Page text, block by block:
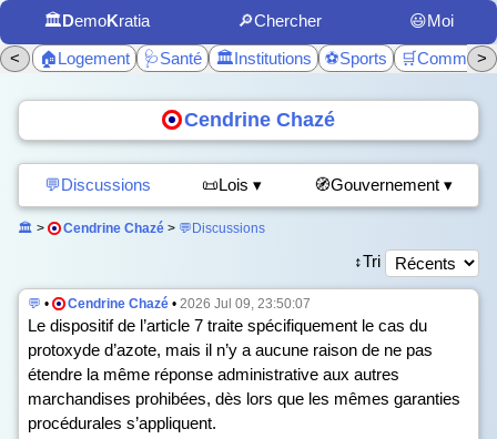
🏛️DemoKratia 🔎Chercher
😃Moi
<
🏠Logement 🩺Santé 🏛️Institutions ⚽Sports >
Cendrine Chazé
💬Discussions 📜Lois ▾ 🧭Gouvernement ▾
🏛️ > Cendrine Chazé > 💬Discussions
↕️Tri
💬 • Cendrine Chazé • 2026 Jul 09, 23:50:07
Le dispositif de l’article 7 traite spécifiquement le cas du
protoxyde d’azote, mais il n’y a aucune raison de ne pas
étendre la même réponse administrative aux autres
marchandises prohibées, dès lors que les mêmes garanties
procédurales s’appliquent.